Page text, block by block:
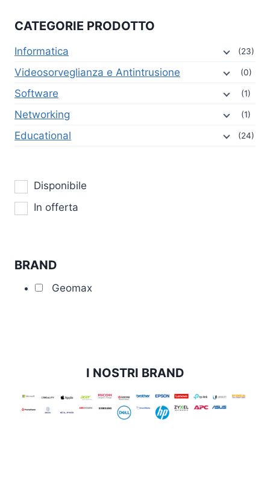
CATEGORIE PRODOTTO
Informatica (23)
Videosorveglianza e Antintrusione (0)
Software (1)
Networking (1)
Educational (24)
Disponibile
In offerta
BRAND
Geomax
I NOSTRI BRAND